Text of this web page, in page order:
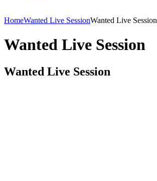
HomeWanted Live SessionWanted Live Session
Wanted Live Session
Wanted Live Session